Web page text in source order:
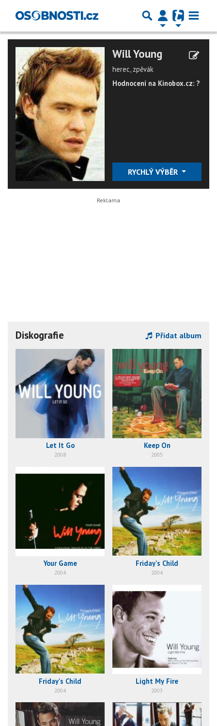
Will Young
herec, zpěvák
Hodnocení na Kinobox.cz: ?
RYCHLÝ VÝBĚR
Diskografie Přidat album
Let It Go
2008
Keep On
2005
Your Game
2004
Friday's Child
2004
Friday's Child
2004
Light My Fire
2003